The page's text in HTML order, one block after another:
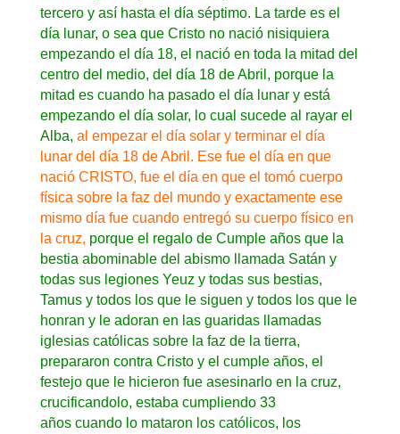
tercero y así hasta el día séptimo. La tarde es el
día lunar, o sea que Cristo no nació nisiquiera
empezando el día 18, el nació en toda la mitad del
centro del medio, del día 18 de Abril, porque la
mitad es cuando ha pasado el día lunar y está
empezando el día solar, lo cual sucede al rayar el
Alba, al empezar el día solar y terminar el día
lunar del día 18 de Abril. Ese fue el día en que
nació CRISTO, fue el día en que el tomó cuerpo
física sobre la faz del mundo y exactamente ese
mismo día fue cuando entregó su cuerpo físico en
la cruz, porque el regalo de Cumple años que la
bestia abominable del abismo llamada Satán y
todas sus legiones Yeuz y todas sus bestias,
Tamus y todos los que le siguen y todos los que le
honran y le adoran en las guaridas llamadas
iglesias católicas sobre la faz de la tierra,
prepararon contra Cristo y el cumple años, el
festejo que le hicieron fue asesinarlo en la cruz,
crucificandolo, estaba cumpliendo 33
años cuando lo mataron los católicos, los